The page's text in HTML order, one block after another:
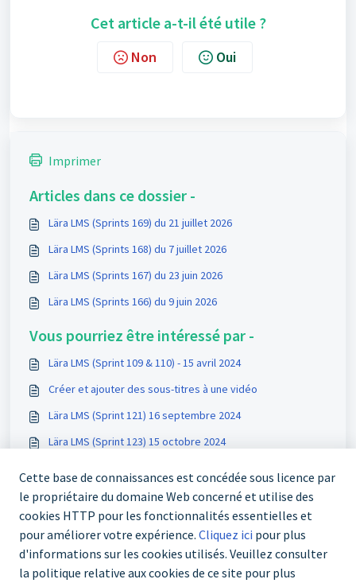
Cet article a-t-il été utile ?
Non Oui
Imprimer
Articles dans ce dossier -
Lära LMS (Sprints 169) du 21 juillet 2026
Lära LMS (Sprints 168) du 7 juillet 2026
Lära LMS (Sprints 167) du 23 juin 2026
Lära LMS (Sprints 166) du 9 juin 2026
Vous pourriez être intéressé par -
Lära LMS (Sprint 109 & 110) - 15 avril 2024
Créer et ajouter des sous-titres à une vidéo
Lära LMS (Sprint 121) 16 septembre 2024
Lära LMS (Sprint 123) 15 octobre 2024
Cette base de connaissances est concédée sous licence par
le propriétaire du domaine Web concerné et utilise des
cookies HTTP pour les fonctionnalités essentielles et
pour améliorer votre expérience. Cliquez ici pour plus
d'informations sur les cookies utilisés. Veuillez consulter
la politique relative aux cookies de ce site pour plus